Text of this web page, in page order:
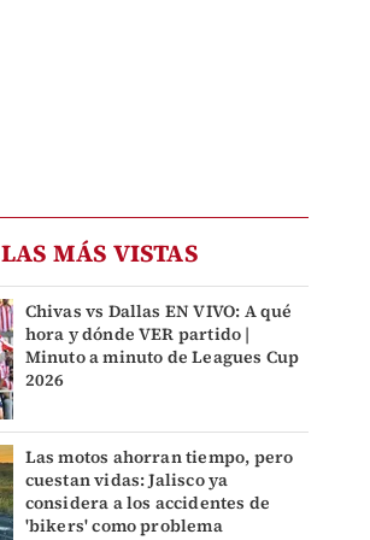
LAS MÁS VISTAS
Chivas vs Dallas EN VIVO: A qué
hora y dónde VER partido |
Minuto a minuto de Leagues Cup
2026
Las motos ahorran tiempo, pero
cuestan vidas: Jalisco ya
considera a los accidentes de
'bikers' como problema